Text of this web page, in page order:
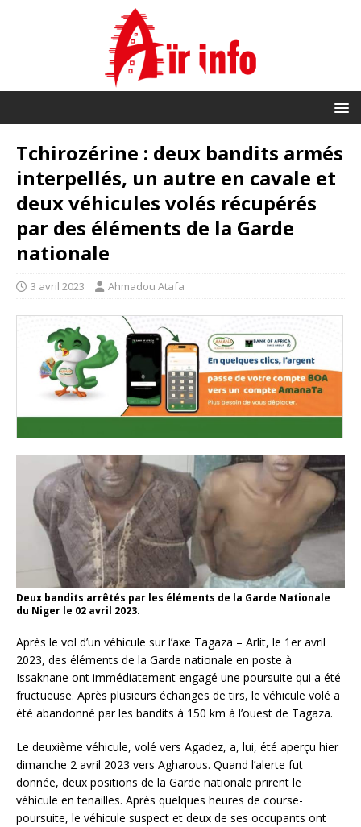
Tchirozérine : deux bandits armés
interpellés, un autre en cavale et
deux véhicules volés récupérés
par des éléments de la Garde
nationale
3 avril 2023 Ahmadou Atafa
Deux bandits arrêtés par les éléments de la Garde Nationale
du Niger le 02 avril 2023.
Après le vol d’un véhicule sur l’axe Tagaza – Arlit, le 1er avril
2023, des éléments de la Garde nationale en poste à
Issaknane ont immédiatement engagé une poursuite qui a été
fructueuse. Après plusieurs échanges de tirs, le véhicule volé a
été abandonné par les bandits à 150 km à l’ouest de Tagaza.
Le deuxième véhicule, volé vers Agadez, a, lui, été aperçu hier
dimanche 2 avril 2023 vers Agharous. Quand l’alerte fut
donnée, deux positions de la Garde nationale prirent le
véhicule en tenailles. Après quelques heures de course-
poursuite, le véhicule suspect et deux de ses occupants ont